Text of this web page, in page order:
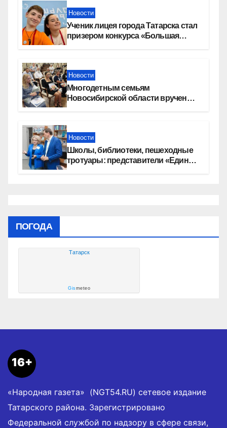
Новости
Ученик лицея города Татарска стал
призером конкурса «Большая
Новости
Многодетным семьям
Новосибирской области вручены
Новости
Школы, библиотеки, пешеходные
тротуары: представители «Единой
ПОГОДА
Татарск
Gismeteo
16+
«Народная газета» (NGT54.RU) сетевое издание
Татарского района. Зарегистрировано
Федеральной службой по надзору в сфере связи,